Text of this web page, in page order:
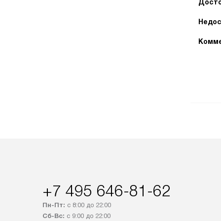
+7 495 646-81-62
Пн-Пт: с 8:00 до 22:00
Сб-Вс: с 9:00 до 22:00